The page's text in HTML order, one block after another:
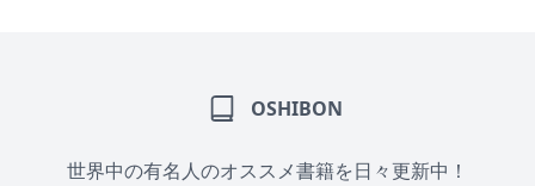
OSHIBON
世界中の有名人のオススメ書籍を日々更新中！